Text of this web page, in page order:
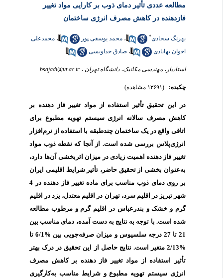
مطالعه عددی تأثیر دمای ذوب بر کارایی مواد تغییر
فازدهنده در کاهش مصرف انرژی ساختمان
بهرنگ سجادی ،محمد یوسفی پور ،محمدعلی
اخوان بهابادی
،صادق خداویسی
استادیار، مهندسی مکانیک، دانشگاه تهران ،bsajadi@ut.ac.ir
چکیده: (۱۳۶۹۱ مشاهده)
در این تحقیق تأثیر استفاده از مواد تغییر فاز دهنده بر
کاهش مصرف سالانه انرژی سیستم تهویه مطبوع برای
اتاقی واقع در یک ساختمان چندطبقه با استفاده از نرم‌افزار
انرژی‌پلاس بررسی شده است. از آنجا که نقطه ذوب مواد
تغییر فاز دهنده اهمیت زیادی در میزان اثربخشی آن‌ها دارد،
به‌عنوان بخشی از تحقیق حاضر، تأثیر شرایط اقلیمی ایران
بر روی دمای ذوب مناسب برای ماده تغییر فاز دهنده در 4
شهر تبریز در اقلیم سرد، تهران در اقلیم معتدل، یزد در اقلیم
گرم و خشک و بندرعباس در اقلیم گرم و مرطوب مطالعه
شده است. با توجه به نتایج به دست آمده، دمای مناسب بین
21 تا 27 درجه سلسیوس و میزان صرفه‌جویی بین %6/1 تا
%2/13 متغیر است. نتایج حاصل از این تحقیق در درک بهتر
تأثیر استفاده از مواد تغییر فاز دهنده بر کاهش مصرف
انرژی سیستم تهویه مطبوع و شرایط مناسب به‌کارگیری